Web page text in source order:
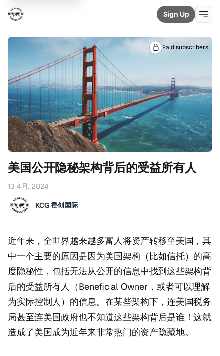
Sign Up
Paid subscribers
美国公开隐秘架构背后的受益所有人
13 4月, 2024
KCG 揆创国际
近年来，全世界越来越多富人将资产转移至美国，其
中一个主要的原因是因为美国架构（比如信托）的高
度隐秘性，包括无法从公开的信息中找到这些架构背
后的受益所有人（Beneficial Owner，或者可以理解
为实际控制人）的信息。在某些架构下，连美国税务
局甚至连美国政府也不知道这些架构背后是谁！这就
造成了美国成为近年来非常热门的资产隐藏地。